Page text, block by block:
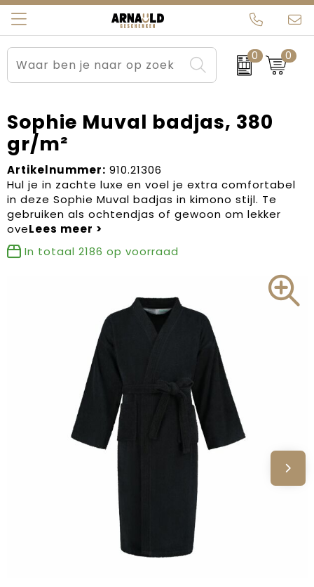
0 0
Relatiegeschenken
Sportkleding
Werkkleding
Kleding en textiel
Tassen
Beurs en Evenementen
Brievenbuspakketten
Carnaval
Dag van de Zorg
Kerstartikelen
Kerstpakketten
Verjaardagen
Voetbal, EK en WK
Voor de bouw
Zomergeschenken
Zomerpakketten
Arnauld Kerstpakketten
MijnEigenKadootje
Ons team
Contact
Blogs
Sophie Muval badjas, 380
gr/m²
Artikelnummer: 910.21306
Hul je in zachte luxe en voel je extra comfortabel
in deze Sophie Muval badjas in kimono stijl. Te
gebruiken als ochtendjas of gewoon om lekker
ove
In totaal 2186 op voorraad